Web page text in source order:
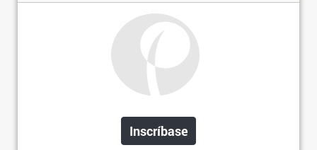
Inscríbase